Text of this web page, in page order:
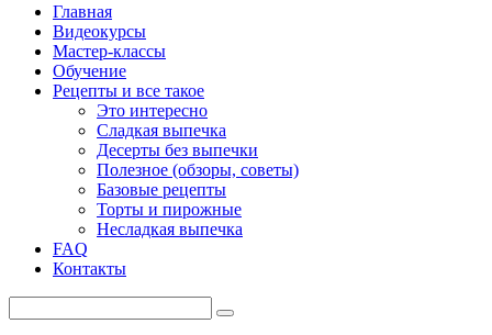
Главная
Видеокурсы
Мастер-классы
Обучение
Рецепты и все такое
Это интересно
Сладкая выпечка
Десерты без выпечки
Полезное (обзоры, советы)
Базовые рецепты
Торты и пирожные
Несладкая выпечка
FAQ
Контакты